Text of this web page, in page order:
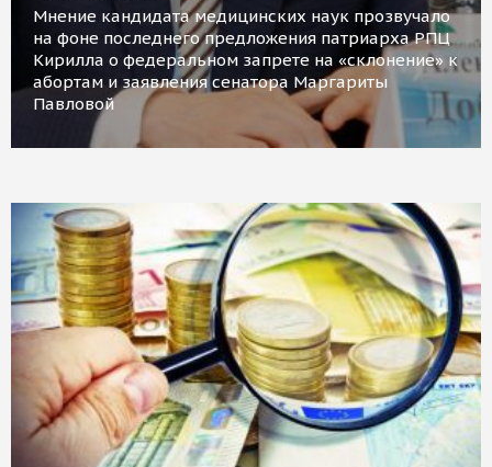
Мнение кандидата медицинских наук прозвучало
на фоне последнего предложения патриарха РПЦ
Кирилла о федеральном запрете на «склонение» к
абортам и заявления сенатора Маргариты
Павловой